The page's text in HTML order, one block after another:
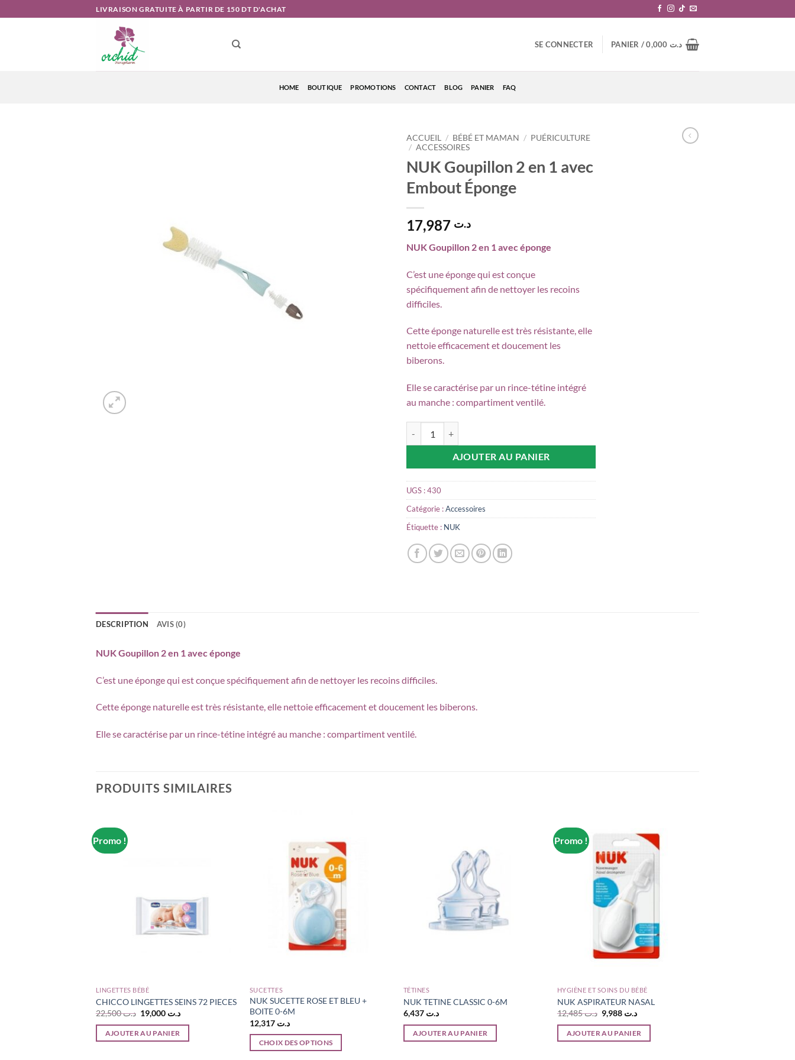
au
LIVRAISON GRATUITE À PARTIR DE 150 DT D'ACHAT
SE CONNECTER PANIER / د.ت
HOME BOUTIQUE PROMOTIONS CONTACT BLOG PANIER FAQ
ACCUEIL / BÉBÉ ET MAMAN / PUÉRICULTURE
/ ACCESSOIRES
NUK Goupillon 2 en 1 avec
Embout Éponge
د.ت
NUK Goupillon 2 en 1 avec éponge
C’est une éponge qui est conçue
spécifiquement afin de nettoyer les recoins
difficiles.
Cette éponge naturelle est très résistante, elle
nettoie efficacement et doucement les
biberons.
Elle se caractérise par un rince-tétine intégré
au manche : compartiment ventilé.
AJOUTER AU PANIER
UGS :430
Catégorie :Accessoires
Étiquette : NUK
DESCRIPTION AVIS (0)
NUK Goupillon 2 en 1 avec éponge
C’est une éponge qui est conçue spécifiquement afin de nettoyer les recoins difficiles.
Cette éponge naturelle est très résistante, elle nettoie efficacement et doucement les biberons.
Elle se caractérise par un rince-tétine intégré au manche : compartiment ventilé.
PRODUITS SIMILAIRES
Promo !
LINGETTES BÉBÉ
CHICCO LINGETTES SEINS 72 PIECES
د.ت22,500
Le
prix
initial
était :
د.تLe
actuel
AJOUTER AU PANIER
SUCETTES
NUK SUCETTE ROSE ET BLEU +
BOITE 0-6M
د.ت 12,317
CHOIX DES OPTIONS
TÉTINES
NUK TETINE CLASSIC 0-6M
د.ت 6,437
AJOUTER AU PANIER
Promo !
HYGIÈNE ET SOINS DU BÉBÉ
NUK ASPIRATEUR NASAL
د.ت12,485
Le
prix
initial
était :
د.تLe
actuel
est :
AJOUTER AU PANIER